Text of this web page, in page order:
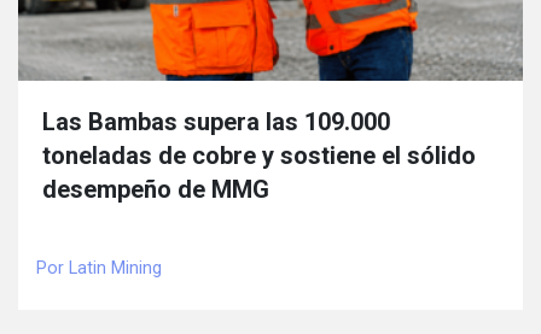
Las Bambas supera las 109.000
toneladas de cobre y sostiene el sólido
desempeño de MMG
Por Latin Mining